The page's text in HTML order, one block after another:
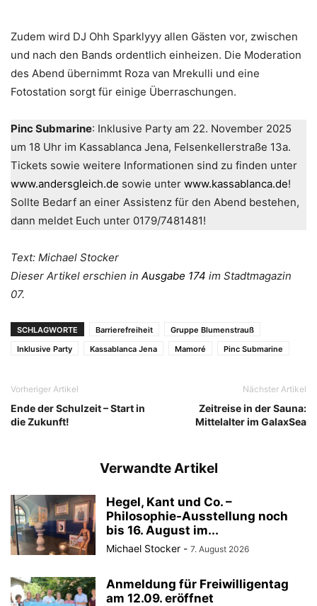
Zudem wird DJ Ohh Sparklyyy allen Gästen vor, zwischen
und nach den Bands ordentlich einheizen. Die Moderation
des Abend übernimmt Roza van Mrekulli und eine
Fotostation sorgt für einige Überraschungen.
Pinc Submarine: Inklusive Party am 22. November 2025
um 18 Uhr im Kassablanca Jena, Felsenkellerstraße 13a.
Tickets sowie weitere Informationen sind zu finden unter
www.andersgleich.de sowie unter www.kassablanca.de!
Sollte Bedarf an einer Assistenz für den Abend bestehen,
dann meldet Euch unter 0179/7481481!
Text: Michael Stocker
Dieser Artikel erschien in Ausgabe 174 im Stadtmagazin
07.
SCHLAGWORTE Barrierefreiheit
Gruppe Blumenstrauß
Inklusive Party
Kassablanca Jena Mamoré Pinc Submarine
Vorheriger Artikel
Ende der Schulzeit – Start in
die Zukunft!
Nächster Artikel
Zeitreise in der Sauna:
Mittelalter im GalaxSea
Verwandte Artikel
Hegel, Kant und Co. –
Philosophie-Ausstellung noch
bis 16. August im...
Michael Stocker - 7. August 2026
Anmeldung für Freiwilligentag
am 12.09. eröffnet